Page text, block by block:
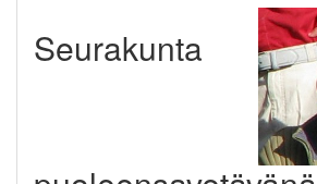
Seurakunta